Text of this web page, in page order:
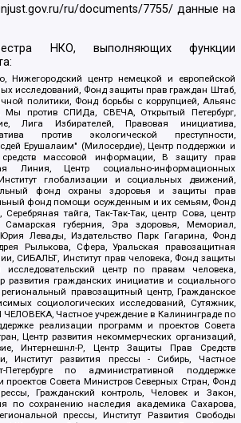
ru/documents/7755/ данные на
НКО, выполняющих функции
Нижегородский центр немецкой и европейской
исследований, Фонд защиты прав граждан Штаб,
политики, Фонд борьбы с коррупцией, Альянс
против СПИДа, СВЕЧА, Открытый Петербург,
Лига Избирателей, Правовая инициатива,
против экологической преступности,
Ерушалаим" (Милосердие), Центр поддержки и
средств массовой информации, В защиту прав
Линия, Центр социально-информационных
глобализации и социальных движений,
фонд охраны здоровья и защиты прав
фонд помощи осужденным и их семьям, Фонд
тайга, Так-Так-Так, центр Сова, центр
губерния, Эра здоровья, Мемориал,
Левады, Издательство Парк Гагарина, Фонд
Рылькова, Сфера, Уральская правозащитная
СИБАЛЬТ, Институт прав человека, Фонд защиты
исследовательский центр по правам человека,
развития гражданских инициатив и социального
правозащитный центр, Гражданское
социологических исследований, Сутяжник,
Частное учреждение в Калининграде по
реализации программ и проектов Совета
Центр развития некоммерческих организаций,
Интернешнл-Р, Центр Защиты Прав Средств
Институт развития прессы - Сибирь, Частное
по административной поддержке
Совета Министров Северных Стран, Фонд
Гражданский контроль, Человек и Закон,
по сохранению наследия академика Сахарова,
прессы, Институт Развития Свободы